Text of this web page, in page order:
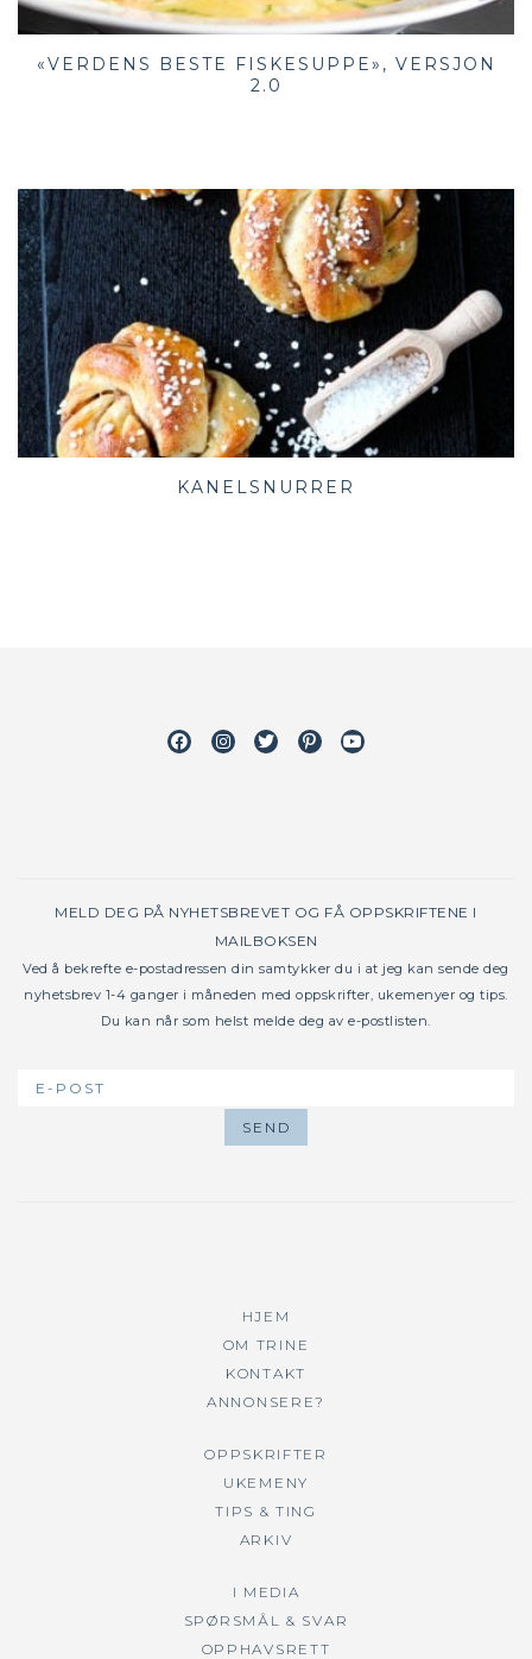
«VERDENS BESTE FISKESUPPE», VERSJON
2.0
KANELSNURRER
FacebookInstagram
TwitterPinterestYoutube
MELD DEG PÅ NYHETSBREVET OG FÅ OPPSKRIFTENE I
MAILBOKSEN
Ved å bekrefte e-postadressen din samtykker du i at jeg kan sende deg
nyhetsbrev 1-4 ganger i måneden med oppskrifter, ukemenyer og tips.
Du kan når som helst melde deg av e-postlisten.
HJEM
OM TRINE
KONTAKT
ANNONSERE?
OPPSKRIFTER
UKEMENY
TIPS & TING
ARKIV
I MEDIA
SPØRSMÅL & SVAR
OPPHAVSRETT